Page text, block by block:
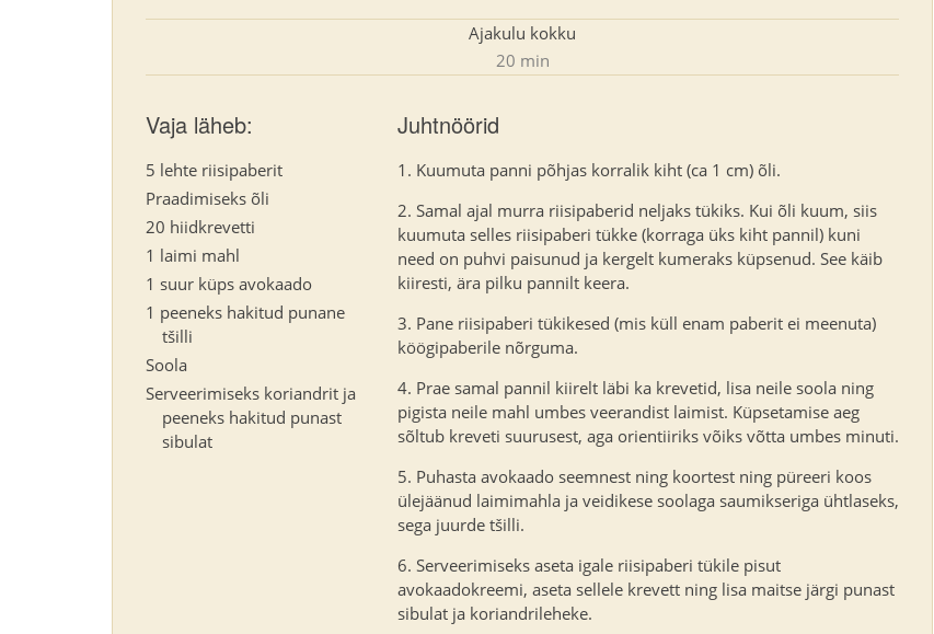
Ajakulu kokku
20 min
Vaja läheb:
5 lehte riisipaberit
Praadimiseks õli
20 hiidkrevetti
1 laimi mahl
1 suur küps avokaado
1 peeneks hakitud punane
tšilli
Soola
Serveerimiseks koriandrit ja
peeneks hakitud punast
sibulat
Juhtnöörid
Kuumuta panni põhjas korralik kiht (ca 1 cm) õli.
Samal ajal murra riisipaberid neljaks tükiks. Kui õli kuum, siis
kuumuta selles riisipaberi tükke (korraga üks kiht pannil) kuni
need on puhvi paisunud ja kergelt kumeraks küpsenud. See käib
kiiresti, ära pilku pannilt keera.
Pane riisipaberi tükikesed (mis küll enam paberit ei meenuta)
köögipaberile nõrguma.
Prae samal pannil kiirelt läbi ka krevetid, lisa neile soola ning
pigista neile mahl umbes veerandist laimist. Küpsetamise aeg
sõltub kreveti suurusest, aga orientiiriks võiks võtta umbes minuti.
Puhasta avokaado seemnest ning koortest ning püreeri koos
ülejäänud laimimahla ja veidikese soolaga saumikseriga ühtlaseks,
sega juurde tšilli.
Serveerimiseks aseta igale riisipaberi tükile pisut
avokaadokreemi, aseta sellele krevett ning lisa maitse järgi punast
sibulat ja koriandrileheke.